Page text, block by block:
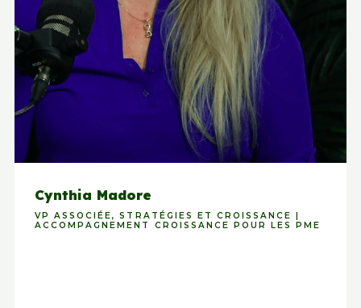
Cynthia Madore
VP ASSOCIÉE, STRATÉGIES ET CROISSANCE |
ACCOMPAGNEMENT CROISSANCE POUR LES PME